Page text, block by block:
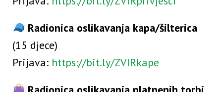
Radionica oslikavanja kapa/šilterica
(15 djece)
Prijava: https://bit.ly/ZVIRkape